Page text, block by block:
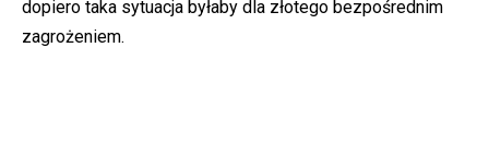
dopiero taka sytuacja byłaby dla złotego bezpośrednim
zagrożeniem.